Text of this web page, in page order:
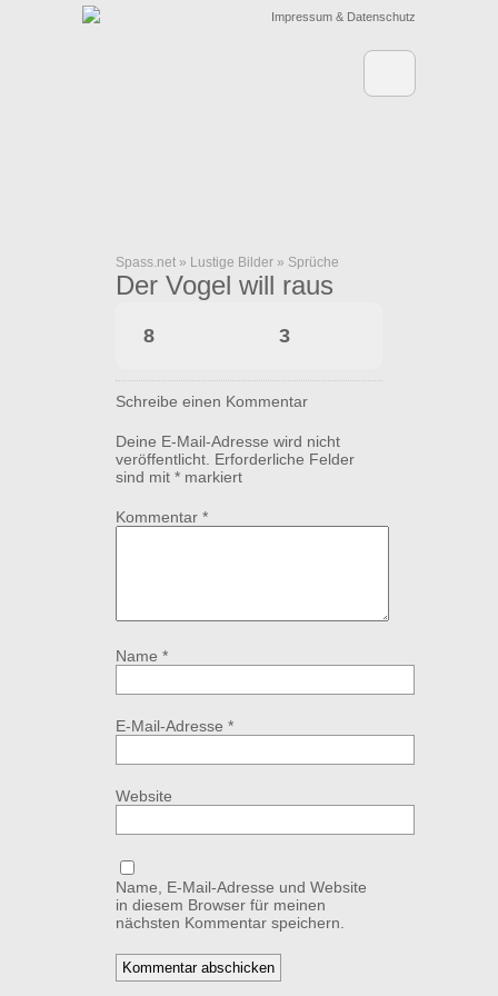
Impressum & Datenschutz
Spass.net » Lustige Bilder » Sprüche
Der Vogel will raus
8 3
Schreibe einen Kommentar
Deine E-Mail-Adresse wird nicht
veröffentlicht. Erforderliche Felder
sind mit * markiert
Kommentar *
Name *
E-Mail-Adresse *
Website
Name, E-Mail-Adresse und Website
in diesem Browser für meinen
nächsten Kommentar speichern.